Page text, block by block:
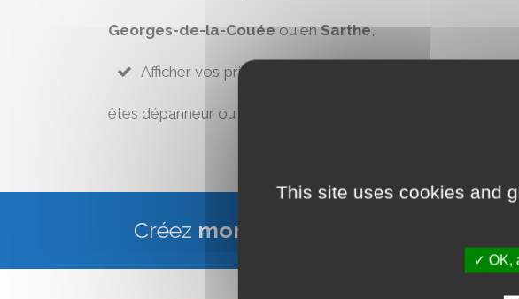
Georges-de-la-Couéeou enSarthe,
Afficher vos prix afin de respecter l’arrêté de janvier
êtes dépanneur ou réparateur à
Créez mon site Web Vitrine
This site uses cookies and
✓ OK,